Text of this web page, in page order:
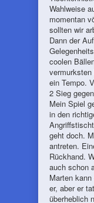
Wahlweise
momentan
sollten wir
Dann der
coolen
ein Tempo.
2 Sieg
Mein Spiel
in den
geht doch.
antreten.
Rückhand.
auch schon
Marten
er, aber er
überheblich